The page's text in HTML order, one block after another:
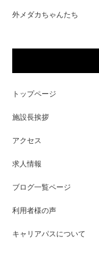
外メダカちゃんたち
トップページ
施設長挨拶
アクセス
求人情報
ブログ一覧ページ
利用者様の声
キャリアパスについて